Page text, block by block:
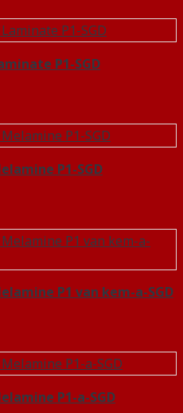
P1-SGD
P1-SGD
P1 van kem-a-SGD
P1-a-SGD